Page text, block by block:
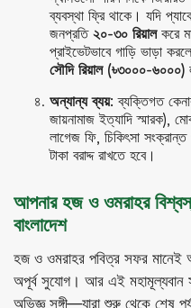
ব্যবস্থা ফ্রি থাকে। যদি
জনপ্রতি ২০-৩০ রিয়ালকরে
প্রাইভেটভাবে গাড়ি ভাড়া করলে
সৌদি রিয়াল (৳৩০০০-৬০০০)
অন্যান্য ব্যয়: ব্যক্তিগত
জায়নামাজ ইত্যাদি স্মারক),
লাগেজ ফি, চিকিৎসা
টাকা বরাদ্দ রাখতে হবে।
আপনার হজ ও ওমরাহর
বাংলাদেশ
হজ ও ওমরাহর পবিত্র সফর মানেই
অপূর্ব সুযোগ। আর এই
অভিজ্ঞ সঙ্গী—যারা শুরু থেকে শেষ